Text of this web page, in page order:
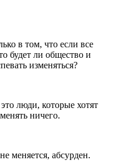
в том, что если все
будет ли общество и
изменяться?
люди, которые хотят
ничего.
меняется, абсурден.